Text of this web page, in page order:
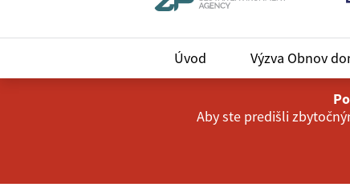
Úvod Výzva Obnov
Aby ste predišli